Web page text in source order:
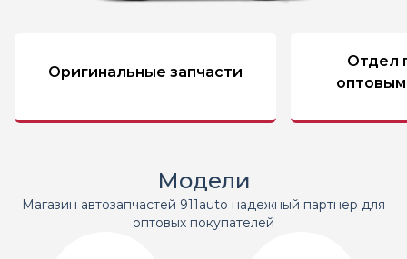
Оригинальные запчасти
Отдел
Модели
Магазин автозапчастей 911auto надежный партнер для
оптовых покупателей